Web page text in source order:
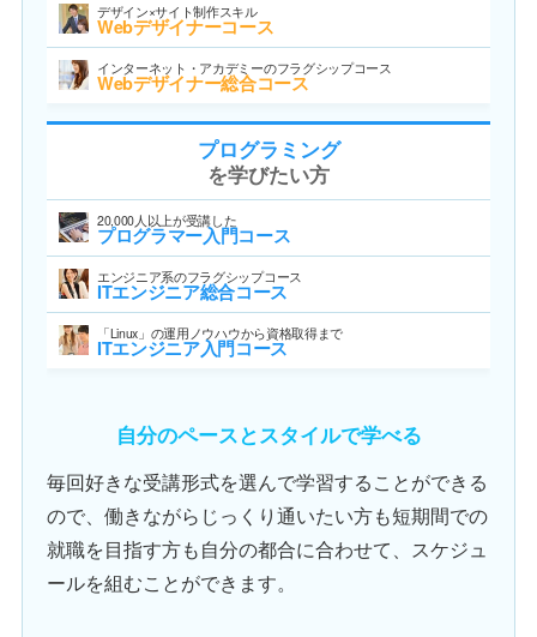
デザイン×サイト制作スキル
Webデザイナーコース
インターネット・アカデミーのフラグシップコース
Webデザイナー総合コース
プログラミング
を学びたい方
20,000人以上が受講した
プログラマー入門コース
エンジニア系のフラグシップコース
ITエンジニア総合コース
「Linux」の運用ノウハウから資格取得まで
ITエンジニア入門コース
自分のペースとスタイルで学べる
毎回好きな受講形式を選んで学習することができる
ので、働きながらじっくり通いたい方も短期間での
就職を目指す方も自分の都合に合わせて、スケジュ
ールを組むことができます。